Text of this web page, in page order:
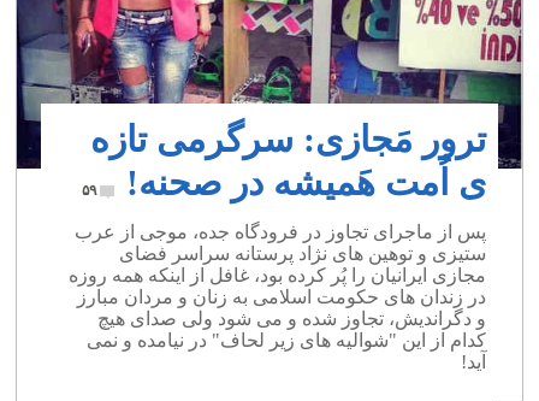
ترور مَجازی: سرگرمی تازه
ی اُمت هَمیشه در صحنه!
۵۹
پس از ماجرای تجاوز در فرودگاه جده، موجی از عرب
ستیزی و توهین های نژاد پرستانه سراسر فضای
مجازی ایرانیان را پُر کرده بود، غافل از اینکه همه روزه
در زندان های حکومت اسلامی به زنان و مردان مبارز
و دگراندیش، تجاوز شده و می شود ولی صدای هیچ
کدام از این "شوالیه های زیر لحاف" در نیامده و نمی
آید!